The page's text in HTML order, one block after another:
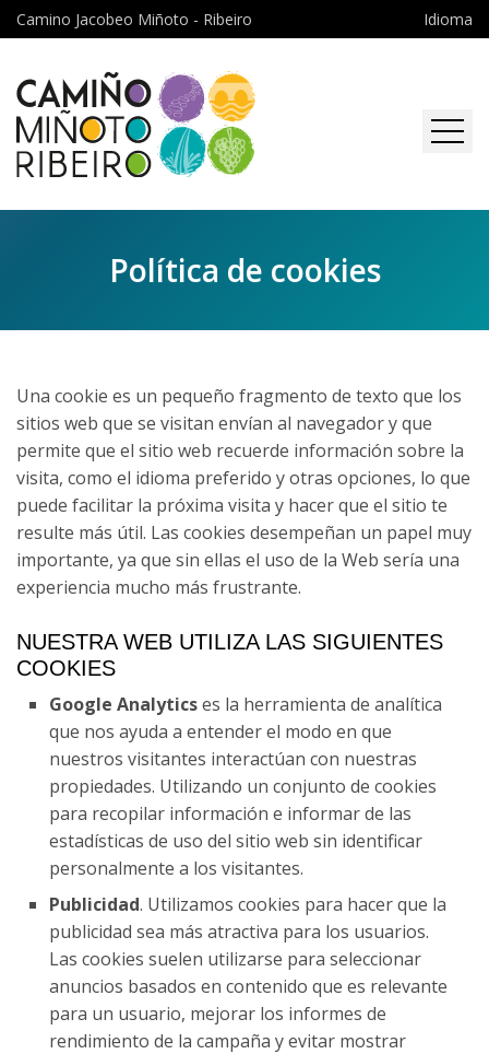
Camino Jacobeo Miñoto - Ribeiro Idioma
Introducción: Camino Miñoto
01 - A Madalena - Lobios
02 - Lobios - Castro Leboreiro
03 - Castro Leboreiro -
Cortegada
04 - Cortegada - Ribadavia
(fácil)
(difícil)
Arenteiro
06 - Pazos de Arenteiro -
Soutelo de Montes
07 - Soutelo de Montes - O
Foxo
08 - O Foxo - A Gándara
09 - A Gándara - Santiago de
Compostela
Desde Padrenda
01 - Frieira 'Padrenda' -
Cortegada
02 - Cortegada - Ribadavia
(fácil)
02 - Cortegada - Ribadavia
(difícil)
03 - Ribadavia - Pazos de
Arenteiro
04 - Pazos de Arenteiro -
Soutelo de Montes
05 - Soutelo de Montes - O
Foxo
06 - O Foxo - A Gándara
07 - A Gándara - Santiago de
Compostela
Desde Terras de Bouro
01 - Portela do Home - Lobios
02 - Lobios - Castro Leboreiro
03 - Castro Leboreiro -
Cortegada
04 - Cortegada - Ribadavia
04 - Cortegada - Ribadavia
(difícil)
05 - Ribadavia - Pazos de
Arenteiro
06 - Pazos de Arenteiro -
Soutelo de Montes
07 - Soutelo de Montes - O
Foxo
08 - O Foxo - A Gándara
09 - A Gándara - Santiago de
Compostela
Descargas
La asociación
Contacto
Política de cookies
Una cookie es un pequeño fragmento de texto que los
sitios web que se visitan envían al navegador y que
permite que el sitio web recuerde información sobre la
visita, como el idioma preferido y otras opciones, lo que
puede facilitar la próxima visita y hacer que el sitio te
resulte más útil. Las cookies desempeñan un papel muy
importante, ya que sin ellas el uso de la Web sería una
experiencia mucho más frustrante.
NUESTRA WEB UTILIZA LAS SIGUIENTES
COOKIES
Google Analyticses la herramienta de analítica
que nos ayuda a entender el modo en que
nuestros visitantes interactúan con nuestras
propiedades. Utilizando un conjunto de cookies
para recopilar información e informar de las
estadísticas de uso del sitio web sin identificar
personalmente a los visitantes.
Publicidad. Utilizamos cookies para hacer que la
publicidad sea más atractiva para los usuarios.
Las cookies suelen utilizarse para seleccionar
anuncios basados en contenido que es relevante
para un usuario, mejorar los informes de
rendimiento de la campaña y evitar mostrar